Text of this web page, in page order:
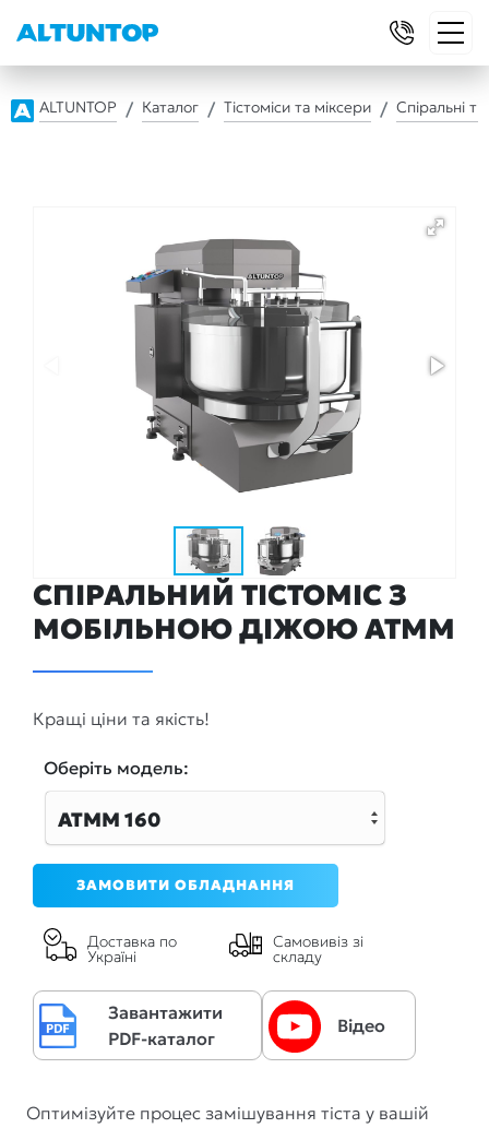
ALTUNTOP Каталог Тістоміси та міксери Спіральні
СПІРАЛЬНИЙ ТІСТОМІС З
МОБІЛЬНОЮ ДІЖОЮ ATMM
Кращі ціни та якість!
Оберiть модель:
ATMM 160
ЗАМОВИТИ ОБЛАДНАННЯ
Доставка по
Україні
Самовивіз зі
складу
Завантажити
PDF-каталог
Відео
Оптимізуйте процес замішування тіста у вашій